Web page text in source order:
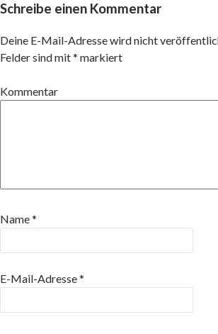
Navigation
Schreibe einen Kommentar
Deine E-Mail-Adresse wird nicht
Felder sind mit* markiert
Kommentar
Name*
E-Mail-Adresse*